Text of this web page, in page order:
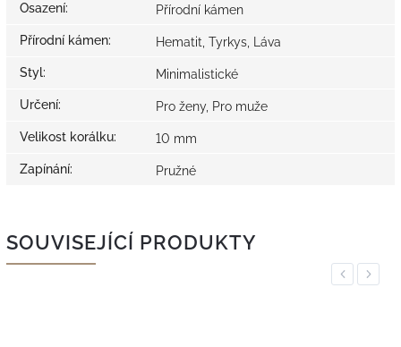
Osazení: Přírodní kámen
Přírodní kámen: Hematit, Tyrkys, Láva
Styl: Minimalistické
Určení: Pro ženy, Pro muže
Velikost korálku: 10 mm
Zapínání: Pružné
SOUVISEJÍCÍ PRODUKTY
Previous
Next